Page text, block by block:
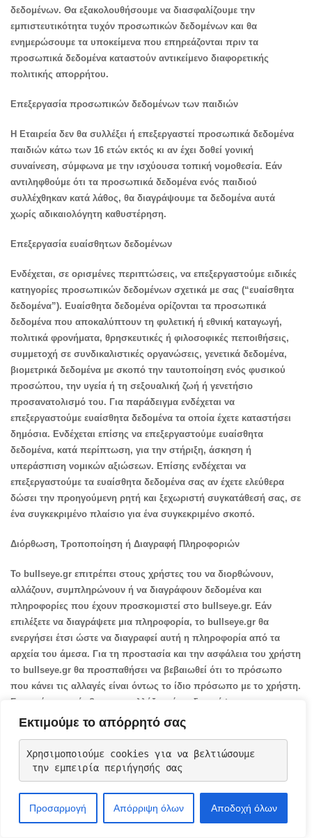
Εκτιμούμε το απόρρητό σας
Χρησιμοποιούμε cookies για να βελτιώσουμε
την εμπειρία περιήγησής σας
Προσαρμογή Απόρριψη όλων Αποδοχή όλων
δεδομένων. Θα εξακολουθήσουμε να διασφαλίζουμε την
εμπιστευτικότητα τυχόν προσωπικών δεδομένων και θα
ενημερώσουμε τα υποκείμενα που επηρεάζονται πριν τα
προσωπικά δεδομένα καταστούν αντικείμενο διαφορετικής
πολιτικής απορρήτου.
Επεξεργασία προσωπικών δεδομένων των παιδιών
Η Εταιρεία δεν θα συλλέξει ή επεξεργαστεί προσωπικά δεδομένα
παιδιών κάτω των 16 ετών εκτός κι αν έχει δοθεί γονική
συναίνεση, σύμφωνα με την ισχύουσα τοπική νομοθεσία. Εάν
αντιληφθούμε ότι τα προσωπικά δεδομένα ενός παιδιού
συλλέχθηκαν κατά λάθος, θα διαγράψουμε τα δεδομένα αυτά
χωρίς αδικαιολόγητη καθυστέρηση.
Επεξεργασία ευαίσθητων δεδομένων
Ενδέχεται, σε ορισμένες περιπτώσεις, να επεξεργαστούμε ειδικές
κατηγορίες προσωπικών δεδομένων σχετικά με σας (“ευαίσθητα
δεδομένα”). Ευαίσθητα δεδομένα ορίζονται τα προσωπικά
δεδομένα που αποκαλύπτουν τη φυλετική ή εθνική καταγωγή,
πολιτικά φρονήματα, θρησκευτικές ή φιλοσοφικές πεποιθήσεις,
συμμετοχή σε συνδικαλιστικές οργανώσεις, γενετικά δεδομένα,
βιομετρικά δεδομένα με σκοπό την ταυτοποίηση ενός φυσικού
προσώπου, την υγεία ή τη σεξουαλική ζωή ή γενετήσιο
προσανατολισμό του. Για παράδειγμα ενδέχεται να
επεξεργαστούμε ευαίσθητα δεδομένα τα οποία έχετε καταστήσει
δημόσια. Ενδέχεται επίσης να επεξεργαστούμε ευαίσθητα
δεδομένα, κατά περίπτωση, για την στήριξη, άσκηση ή
υπεράσπιση νομικών αξιώσεων. Επίσης ενδέχεται να
επεξεργαστούμε τα ευαίσθητα δεδομένα σας αν έχετε ελεύθερα
δώσει την προηγούμενη ρητή και ξεχωριστή συγκατάθεσή σας, σε
ένα συγκεκριμένο πλαίσιο για ένα συγκεκριμένο σκοπό.
Διόρθωση, Τροποποίηση ή Διαγραφή Πληροφοριών
Το bullseye.gr επιτρέπει στους χρήστες του να διορθώνουν,
αλλάζουν, συμπληρώνουν ή να διαγράφουν δεδομένα και
πληροφορίες που έχουν προσκομιστεί στο bullseye.gr. Εάν
επιλέξετε να διαγράψετε μια πληροφορία, το bullseye.gr θα
ενεργήσει έτσι ώστε να διαγραφεί αυτή η πληροφορία από τα
αρχεία του άμεσα. Για τη προστασία και την ασφάλεια του χρήστη
το bullseye.gr θα προσπαθήσει να βεβαιωθεί ότι το πρόσωπο
που κάνει τις αλλαγές είναι όντως το ίδιο πρόσωπο με το χρήστη.
Για να έχετε πρόσβαση, να αλλάξετε ή να διαγράψετε τα
προσωπικά σας δεδομένα, για να αναφέρετε προβλήματα σχετικά
ερώτημα επικοινωνήστε με το bullseye.gr μέσω www.bullseye.gr ή
μέσω e-mail στην ηλεκτρονική διεύθυνση sales@bullseye-
gr.stackstaging.com. Η αλλαγή ή η διόρθωση των προσωπικών
εγγραφής του bullseye.gr. Παρακαλούμε όπως λάβετε υπόψη σας